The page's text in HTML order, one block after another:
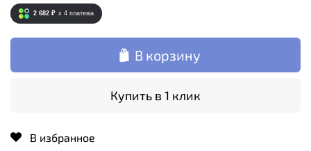
2 682 ₽ x 4 платежа
В корзину
Купить в 1 клик
В избранное